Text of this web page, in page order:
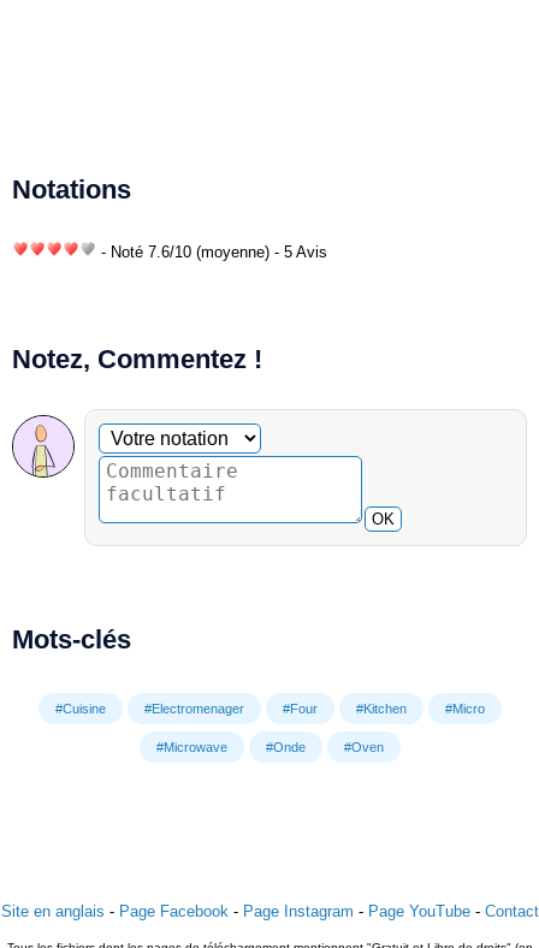
Notations
- Noté 7.6/10 (moyenne) - 5 Avis
Notez, Commentez !
Commentaire facultatif
Votre notation
OK
Mots-clés
#Cuisine #Electromenager #Four #Kitchen #Micro
#Microwave #Onde #Oven
Site en anglais - Page Facebook - Page Instagram - Page YouTube- Contact